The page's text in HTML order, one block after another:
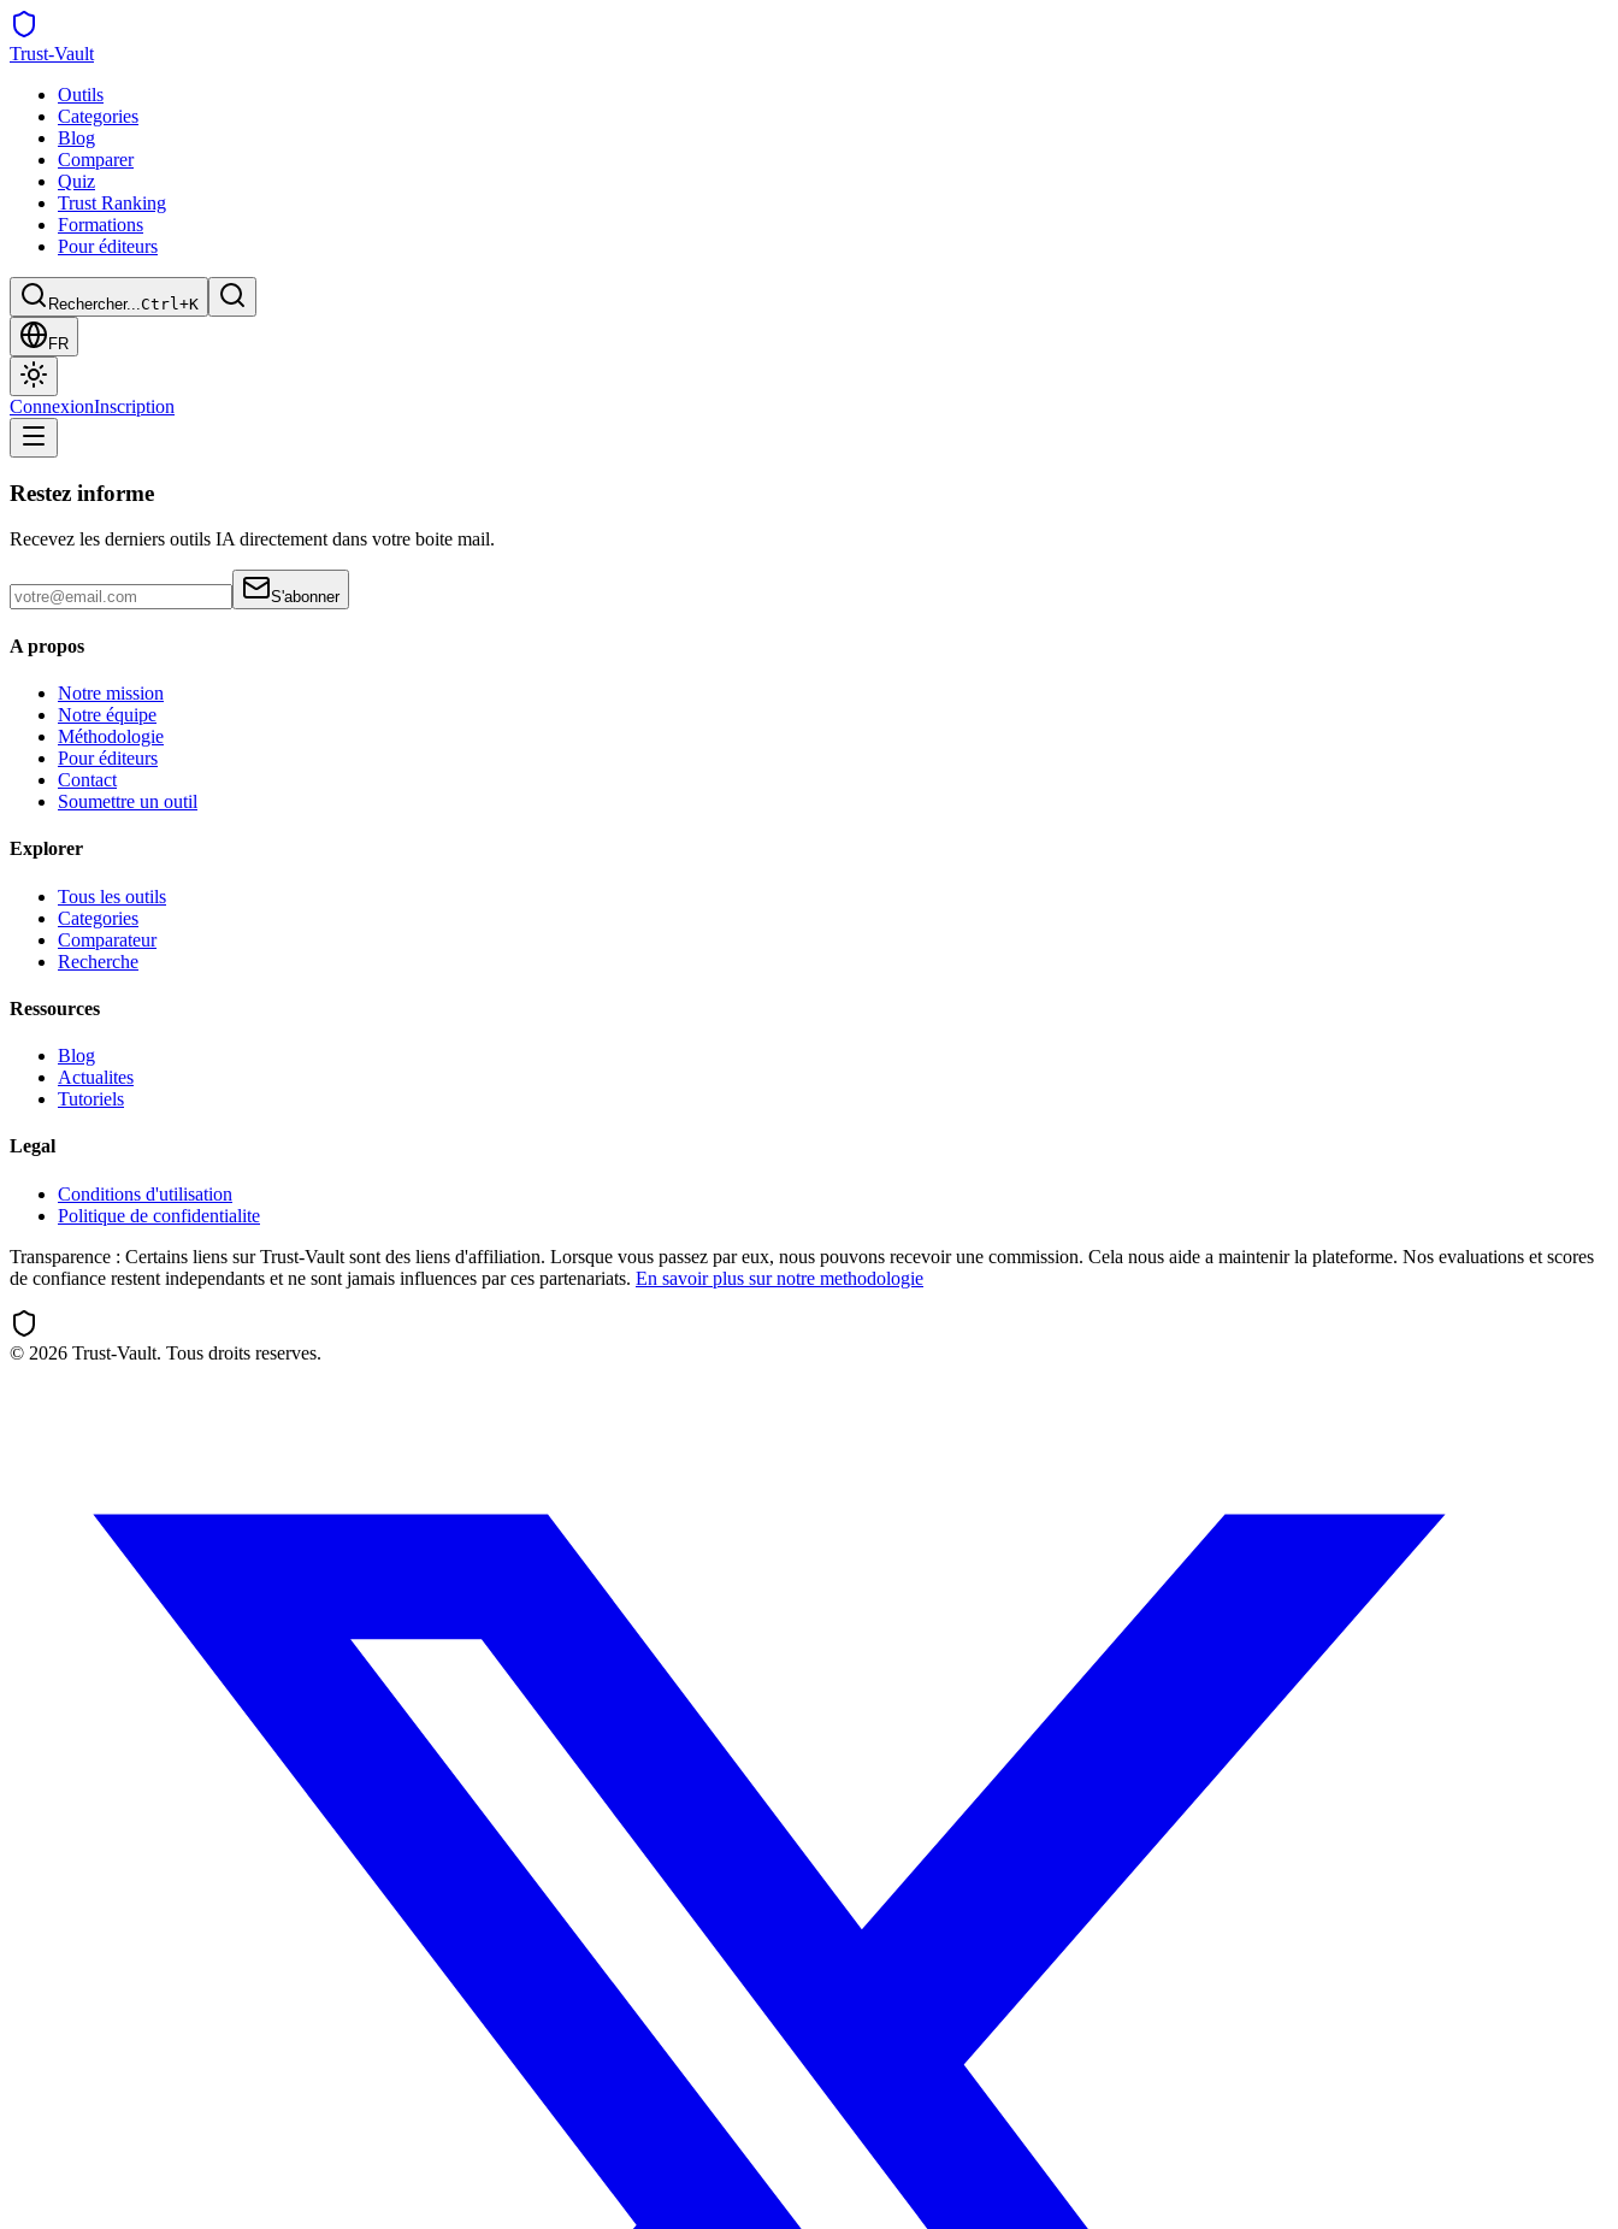
Trust-Vault
Outils
Categories
Blog
Comparer
Quiz
Trust Ranking
Formations
Pour éditeurs
Rechercher...Ctrl+K
FR
ConnexionInscription
Restez informe
Recevez les derniers outils IA directement dans votre boite mail.
S'abonner
A propos
Notre mission
Notre équipe
Méthodologie
Pour éditeurs
Contact
Soumettre un outil
Explorer
Tous les outils
Categories
Comparateur
Recherche
Ressources
Blog
Actualites
Tutoriels
Legal
Conditions d'utilisation
Politique de confidentialite
Transparence : Certains liens sur Trust-Vault sont des liens d'affiliation. Lorsque vous passez par eux, nous pouvons recevoir une commission. Cela nous aide a maintenir la plateforme. Nos evaluations et scores
de confiance restent independants et ne sont jamais influences par ces partenariats. En savoir plus sur notre methodologie
© 2026 Trust-Vault. Tous droits reserves.